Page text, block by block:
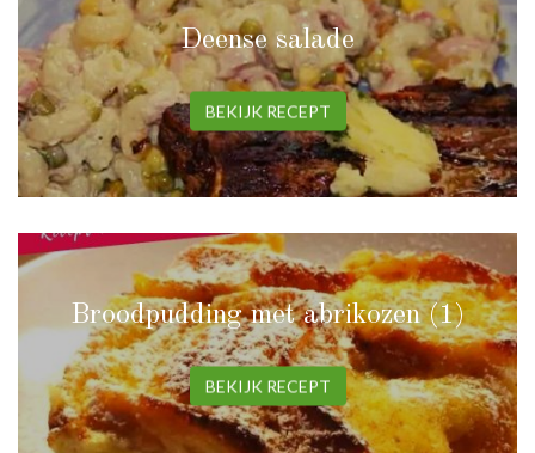
Deense salade
BEKIJK RECEPT
Broodpudding met abrikozen (1)
BEKIJK RECEPT